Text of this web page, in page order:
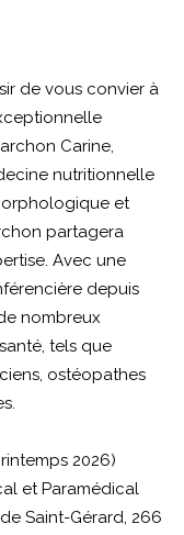
de vous convier à
Carine,
nutritionnelle
et
partagera
Avec une
depuis
nombreux
tels que
ostéopathes
2026)
et Paramédical
Saint-Gérard, 266